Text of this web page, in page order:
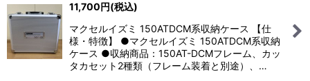
並び順
絞り込む
11,700円(税込)
マクセルイズミ 150ATDCM系収納ケース 【仕
様・特徴】 ●マクセルイズミ 150ATDCM系収納
ケース ●収納商品：150AT-DCMフレーム、カッ
タカセット2種類（フレーム装着と別途）、…